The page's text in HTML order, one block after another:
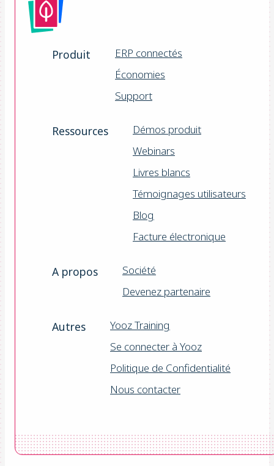
Produit
ERP connectés
Économies
Support
Ressources
Démos produit
Webinars
Livres blancs
Témoignages utilisateurs
Blog
Facture électronique
A propos
Société
Devenez partenaire
Autres
Yooz Training
Se connecter à Yooz
Politique de Confidentialité
Nous contacter